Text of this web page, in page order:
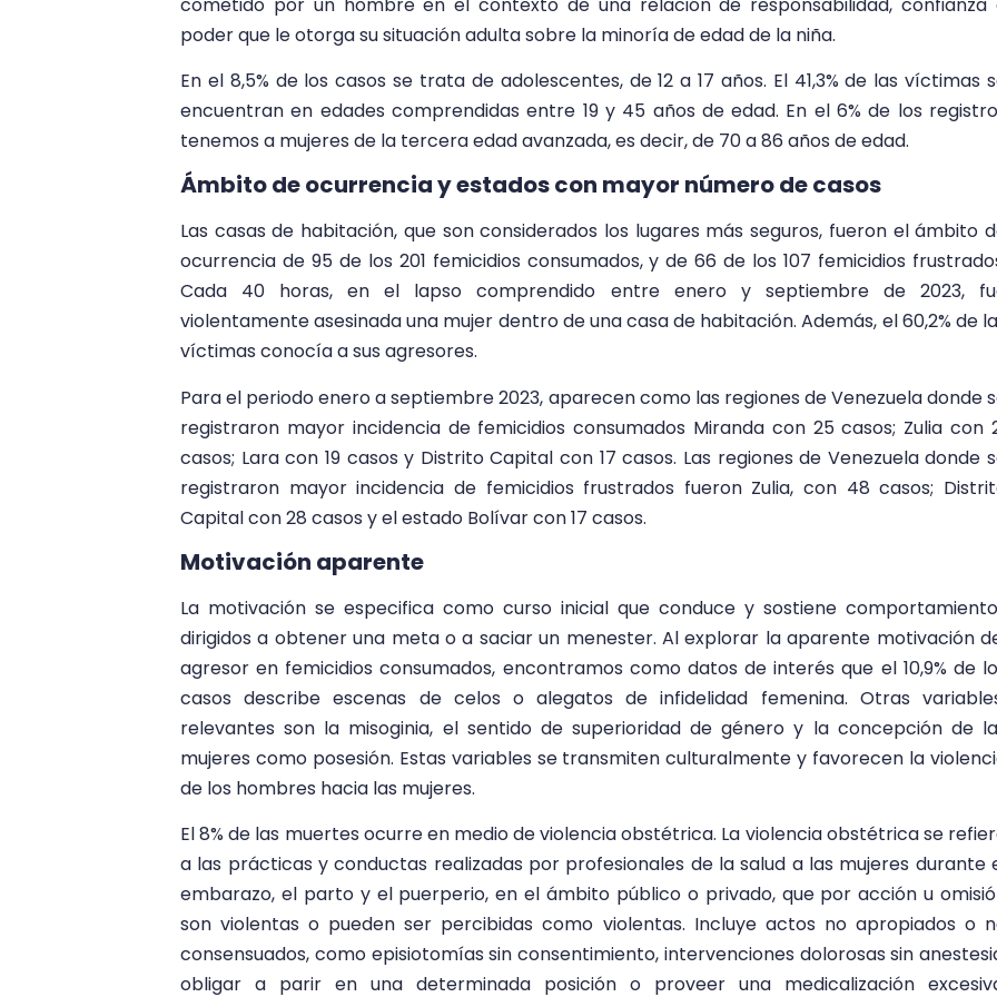
poder que le otorga su situación adulta sobre la minoría de edad de la niña.
En el 8,5% de los casos se trata de adolescentes, de 12 a 17 años. El 41,3% de las víctimas
encuentran en edades comprendidas entre 19 y 45 años de edad. En el 6% de los
tenemos a mujeres de la tercera edad avanzada, es decir, de 70 a 86 años de edad.
Ámbito de ocurrencia y estados con mayor número de casos
Las casas de habitación, que son considerados los lugares más seguros, fueron el ámbito
ocurrencia de 95 de los 201 femicidios consumados, y de 66 de los 107 femicidios
Cada 40 horas, en el lapso comprendido entre enero y septiembre de 2023,
violentamente asesinada una mujer dentro de una casa de habitación. Además, el 60,2% de
víctimas conocía a sus agresores.
Para el periodo enero a septiembre 2023, aparecen como las regiones de Venezuela donde
registraron mayor incidencia de femicidios consumados Miranda con 25 casos; Zulia con
casos; Lara con 19 casos y Distrito Capital con 17 casos. Las regiones de Venezuela donde
registraron mayor incidencia de femicidios frustrados fueron Zulia, con 48 casos;
Capital con 28 casos y el estado Bolívar con 17 casos.
Motivación aparente
La motivación se especifica como curso inicial que conduce y sostiene
dirigidos a obtener una meta o a saciar un menester. Al explorar la aparente motivación
agresor en femicidios consumados, encontramos como datos de interés que el 10,9% de
casos describe escenas de celos o alegatos de infidelidad femenina. Otras
relevantes son la misoginia, el sentido de superioridad de género y la concepción de
mujeres como posesión. Estas variables se transmiten culturalmente y favorecen la
de los hombres hacia las mujeres.
El 8% de las muertes ocurre en medio de violencia obstétrica. La violencia obstétrica se
a las prácticas y conductas realizadas por profesionales de la salud a las mujeres durante
embarazo, el parto y el puerperio, en el ámbito público o privado, que por acción u
son violentas o pueden ser percibidas como violentas. Incluye actos no apropiados o
consensuados, como episiotomías sin consentimiento, intervenciones dolorosas sin
obligar a parir en una determinada posición o proveer una medicalización